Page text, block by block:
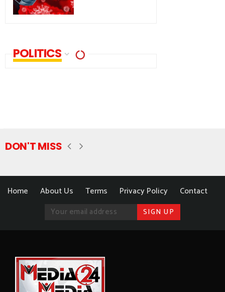
POLITICS
DON'T MISS
Home About Us Terms Privacy Policy Contact